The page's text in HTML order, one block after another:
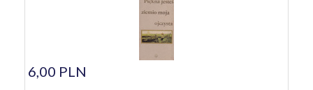
6,00 PLN